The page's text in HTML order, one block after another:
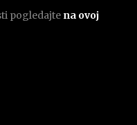
pogledajte na ovoj